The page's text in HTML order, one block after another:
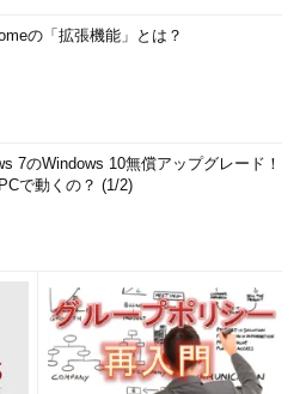
の「拡張機能」とは？
7のWindows 10無償アップグレード！
で動くの？ (1/2)